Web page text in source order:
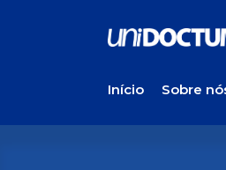
Início Sobre